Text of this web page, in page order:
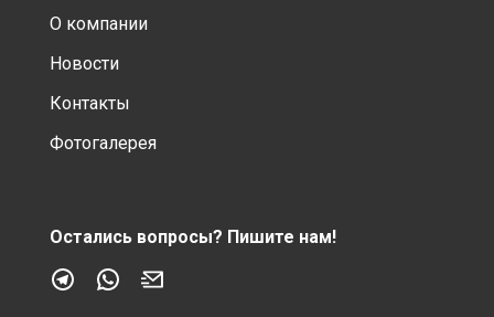
О компании
Новости
Контакты
Фотогалерея
Остались вопросы? Пишите нам!